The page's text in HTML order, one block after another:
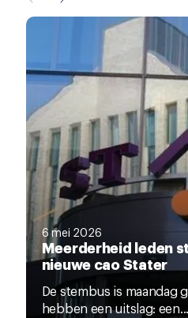
6 mei 2026
Meerderheid leden
nieuwe cao Stater
De stembus is maandag
hebben een uitslag: een...